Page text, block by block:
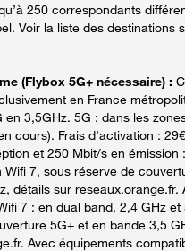
250 correspondants
Voir la liste des destinations
(Flybox 5G+ nécessaire) :
en France
en 3,5GHz. 5G : dans les
cours). Frais d’activation :
et 250 Mbit/s en émission
Wifi 7, sous réserve de
détails sur reseaux.orange.fr.
7 : en dual band, 2,4 GHz et
5G+ et en bande 3,5
Avec équipements